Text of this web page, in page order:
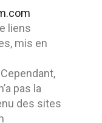
liens
mis en
pas la
des sites